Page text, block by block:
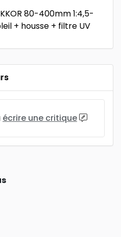
80-400mm 1:4,5-
+ housse + filtre UV
écrire une critique